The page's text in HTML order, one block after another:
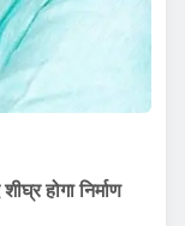
होगा निर्माण